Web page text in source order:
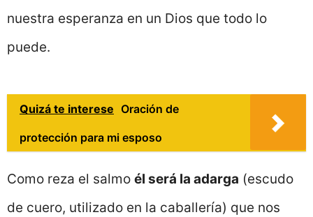
nuestra esperanza en un Dios que todo lo
puede.
Quizá te interese Oración de
protección para mi esposo
Como reza el salmo él será la adarga (escudo
de cuero, utilizado en la caballería) que nos